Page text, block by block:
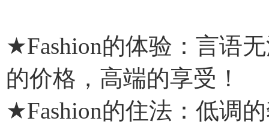
★Fashion的体验：言语
的价格，高端的享受！
★Fashion的住法：低调